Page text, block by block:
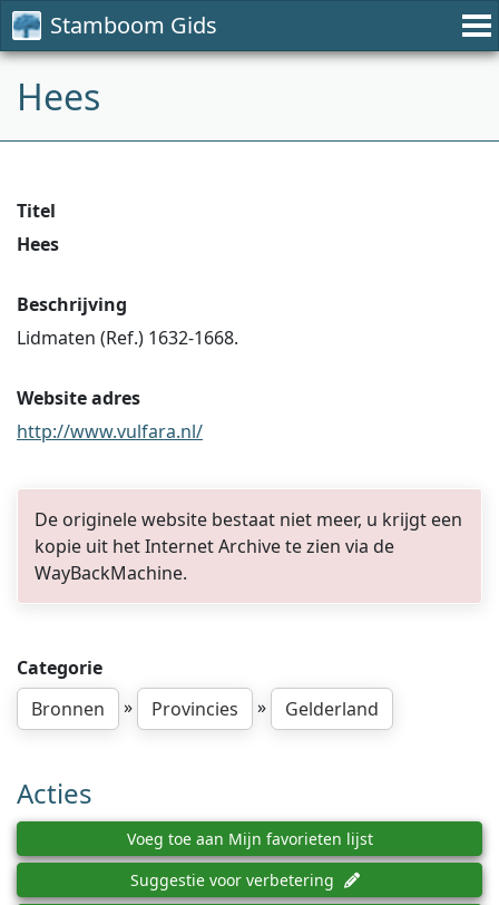
Stamboom Gids
Hees
Titel
Hees
Beschrijving
Lidmaten (Ref.) 1632-1668.
Website adres
http://www.vulfara.nl/
De originele website bestaat niet meer, u krijgt een
kopie uit het Internet Archive te zien via de
WayBackMachine.
Categorie
Bronnen
» Provincies » Gelderland
Acties
Voeg toe aan Mijn favorieten lijst
Suggestie voor verbetering